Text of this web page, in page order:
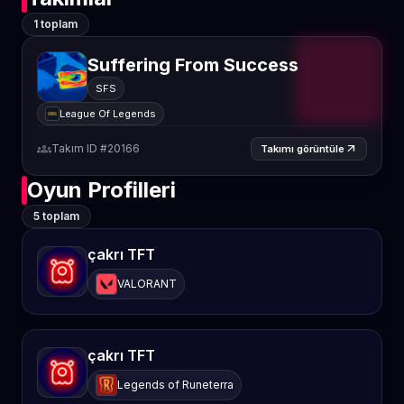
1 toplam
Suffering From Success
SFS
League Of Legends
groupsTakım ID #20166 Takımı görüntüle arrow_outward
Oyun Profilleri
5 toplam
çakrı TFT
VALORANT
çakrı TFT
Legends of Runeterra